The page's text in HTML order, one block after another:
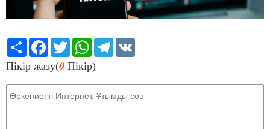
Share Facebook
TwitterWhatsApp
Telegram
Пікір жазу(0 Пікір)